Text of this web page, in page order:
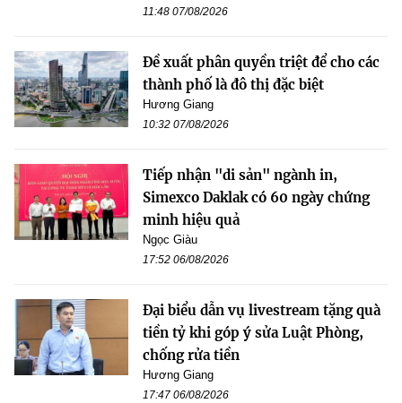
11:48 07/08/2026
Đề xuất phân quyền triệt để cho các
thành phố là đô thị đặc biệt
Hương Giang
10:32 07/08/2026
Tiếp nhận "di sản" ngành in,
Simexco Daklak có 60 ngày chứng
minh hiệu quả
Ngọc Giàu
17:52 06/08/2026
Đại biểu dẫn vụ livestream tặng quà
tiền tỷ khi góp ý sửa Luật Phòng,
chống rửa tiền
Hương Giang
17:47 06/08/2026